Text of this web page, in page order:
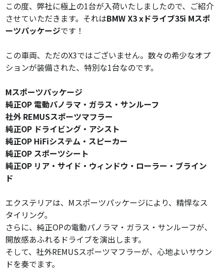
この度、弊社に極上の1台が入荷いたしましたので、ご紹介
させていただきます。それはBMW X3 xドライブ35i Mスポ
ーツパッケージです！
この車両、ただのX3ではございません。数々の希少なオプ
ションが装備された、特別な1台なのです。
Mスポーツパッケージ
純正OP 電動パノラマ・ガラス・サンルーフ
社外 REMUSスポーツマフラー
純正OP ドライビング・アシスト
純正OP HiFiシステム・スピーカー
純正OP スポーツシート
純正OP リア・サイド・ウィンドウ・ローラー・ブライン
ド
エクステリアは、Mスポーツパッケージにより、精悍なス
タイリング。
さらに、純正OPの電動パノラマ・ガラス・サンルーフが、
開放感あふれるドライブを演出します。
そして、社外REMUSスポーツマフラーが、心地よいサウン
ドを奏でます。